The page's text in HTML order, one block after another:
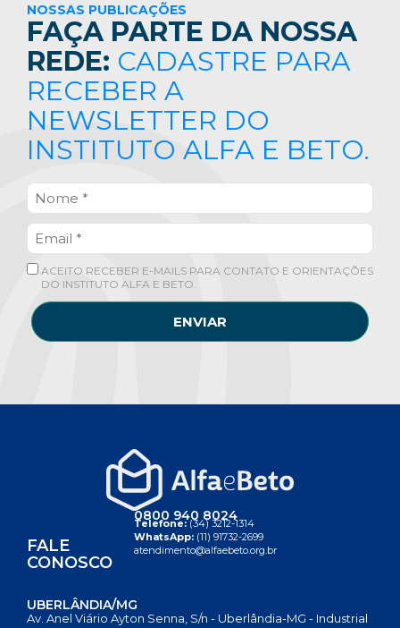
NOSSAS PUBLICAÇÕES
FAÇA PARTE DA NOSSA
REDE: CADASTRE PARA
RECEBER A
NEWSLETTER DO
INSTITUTO ALFA E BETO.
ACEITO RECEBER E-MAILS PARA CONTATO E ORIENTAÇÕES
DO INSTITUTO ALFA E BETO.
ENVIAR
FALE
CONOSCO
0800 940 8024
Telefone:(34) 3212-1314
WhatsApp: (11) 91732-2699
atendimento@alfaebeto.org.br
UBERLÂNDIA/MG
Av. Anel Viário Ayton Senna, S/n - Uberlândia-MG - Industrial